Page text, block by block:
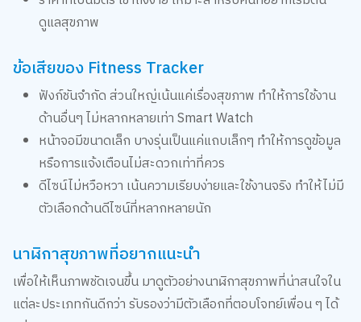
ฟังก์ชันจำกัด ส่วนใหญ่เน้นแค่เรื่องสุขภาพ ทำให้การใช้งาน
ด้านอื่นๆ ไม่หลากหลายเท่า Smart Watch
หน้าจอมีขนาดเล็ก บางรุ่นเป็นแค่แถบเล็กๆ ทำให้การดูข้อมูล
หรือการแจ้งเตือนไม่สะดวกเท่าที่ควร
ดีไซน์ไม่หวือหวา เน้นความเรียบง่ายและใช้งานจริง ทำให้ไม่มี
ตัวเลือกด้านดีไซน์ที่หลากหลายนัก
เพื่อให้เห็นภาพชัดเจนขึ้น มาดูตัวอย่างนาฬิกาสุขภาพที่น่าสนใจใน
แต่ละประเภทกันดีกว่า รับรองว่ามีตัวเลือกที่ตอบโจทย์เพื่อน ๆ ได้
แน่นอน